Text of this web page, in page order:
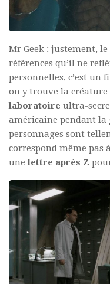
Mr Geek : justement,
références qu’il ne
personnelles, c’est un
on y trouve la
laboratoire ultra-
américaine pendant la
personnages sont
correspond même pas
unelettre après Z